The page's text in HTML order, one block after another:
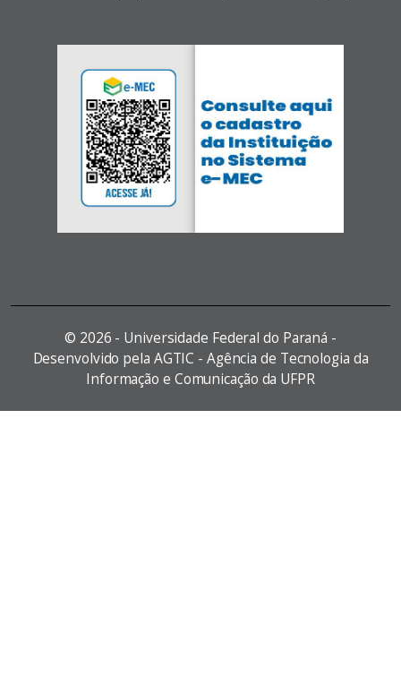
© 2026 - Universidade Federal do Paraná -
Desenvolvido pela AGTIC - Agência de Tecnologia da
Informação e Comunicação da UFPR